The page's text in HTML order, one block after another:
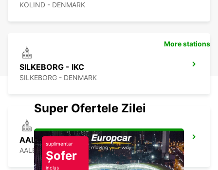
KOLIND - DENMARK
SILKEBORG - IKC
SILKEBORG - DENMARK
AALBORG - IKC
AALBORG - DENMARK
More stations
Super Ofertele Zilei
suplimentar
Șofer
inclus